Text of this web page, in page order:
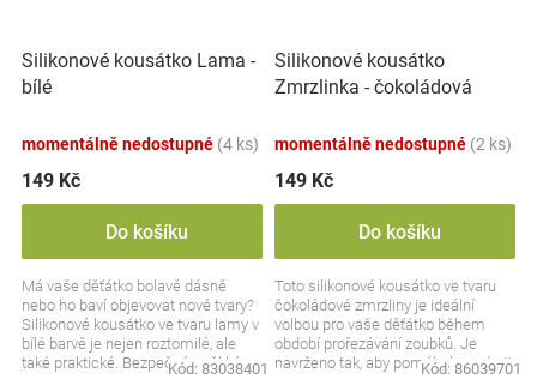
Silikonové kousátko Lama -
bílé
momentálně nedostupné (4 ks)
149 Kč
Do košíku
Má vaše děťátko bolavé dásně
nebo ho baví objevovat nové tvary?
Silikonové kousátko ve tvaru lamy v
bílé barvě je nejen roztomilé, ale
také praktické. Bezpečné, měkké a
Kód: 83038401
Silikonové kousátko
Zmrzlinka - čokoládová
momentálně nedostupné (2 ks)
149 Kč
Do košíku
Toto silikonové kousátko ve tvaru
čokoládové zmrzliny je ideální
volbou pro vaše děťátko během
období prořezávání zoubků. Je
navrženo tak, aby pomáhalo zmírnit
Kód: 86039701